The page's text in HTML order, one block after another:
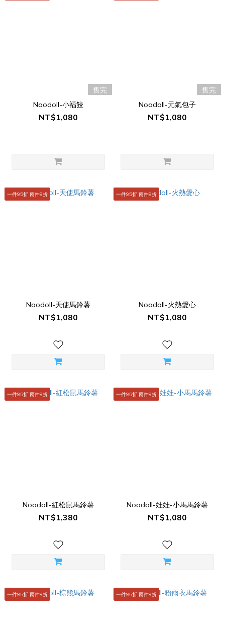
售完
Noodoll-小福餃
NT$1,080
售完
Noodoll-元氣包子
NT$1,080
一件95折 兩件9折
Noodoll-天使馬鈴薯
NT$1,080
一件95折 兩件9折
Noodoll-火熱愛心
NT$1,080
一件95折 兩件9折
Noodoll-紅松鼠馬鈴薯
NT$1,380
一件95折 兩件9折
Noodoll-娃娃-小馬馬鈴薯
NT$1,080
一件95折 兩件9折 一件95折 兩件9折